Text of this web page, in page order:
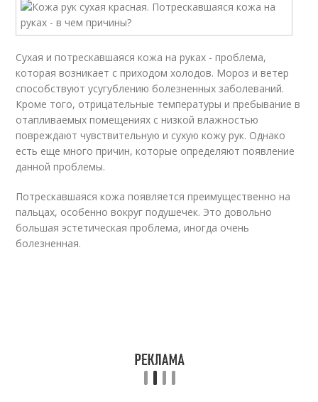
Сухая и потрескавшаяся кожа на руках - проблема,
которая возникает с приходом холодов. Мороз и ветер
способствуют усугублению болезненных заболеваний.
Кроме того, отрицательные температуры и пребывание в
отапливаемых помещениях с низкой влажностью
повреждают чувствительную и сухую кожу рук. Однако
есть еще много причин, которые определяют появление
данной проблемы.
Потрескавшаяся кожа появляется преимущественно на
пальцах, особенно вокруг подушечек. Это довольно
большая эстетическая проблема, иногда очень
болезненная.